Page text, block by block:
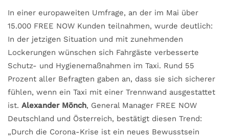
In einer europaweiten Umfrage, an der im Mai über
15.000 FREE NOW Kunden teilnahmen, wurde deutlich:
In der jetzigen Situation und mit zunehmenden
Lockerungen wünschen sich Fahrgäste verbesserte
Schutz- und Hygienemaßnahmen im Taxi. Rund 55
Prozent aller Befragten gaben an, dass sie sich sicherer
fühlen, wenn ein Taxi mit einer Trennwand ausgestattet
ist. Alexander Mönch, General Manager FREE NOW
Deutschland und Österreich, bestätigt diesen Trend:
„Durch die Corona-Krise ist ein neues Bewusstsein